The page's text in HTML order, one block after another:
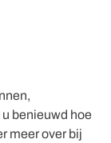
u benieuwd hoe
meer over bij